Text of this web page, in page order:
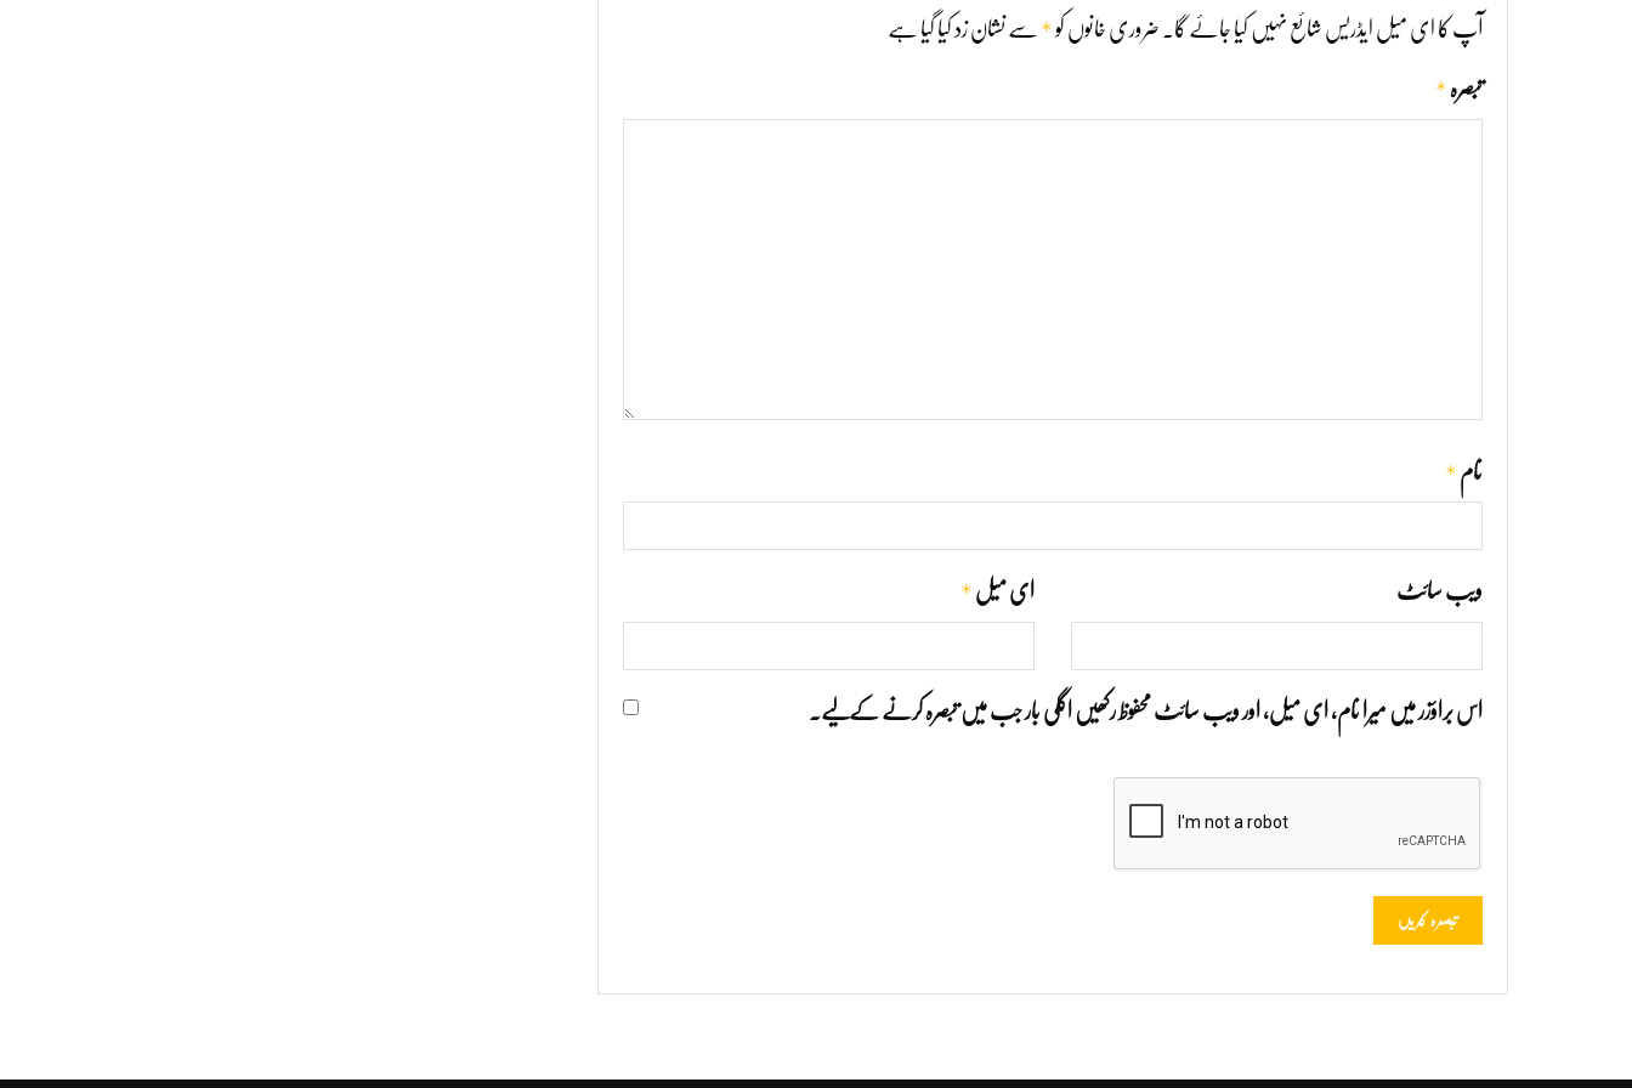
آپ کا ای میل ایڈریس شائع نہیں کیا جائے گا۔ ضروری خانوں کو* سے نشان زد کیا گیا ہے
تبصرہ *
نام *
ای میل * ویب‌ سائٹ
اس براؤزر میں میرا نام، ای میل، اور ویب سائٹ محفوظ رکھیں اگلی بار جب میں تبصرہ کرنے کےلیے۔